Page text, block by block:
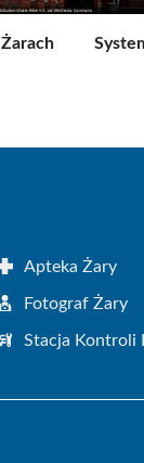
Apteka Żary
Fotograf Żary
Stacja Kontroli